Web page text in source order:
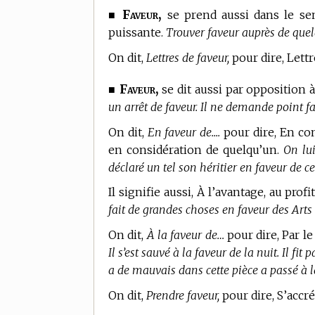
■Faveur, se prend aussi dans le
puissante. Trouver faveur auprès de
On dit, Lettres de faveur, pour dire,
■ Faveur, se dit aussi par opposition
un arrêt de faveur. Il ne demande point
On dit, En faveur de.... pour dire, En
en considération de quelqu’un. On
déclaré un tel son héritier en faveur de
Il signifie aussi, À l’avantage, au
fait de grandes choses en faveur des Arts
On dit, À la faveur de… pour dire, Par le
Il s’est sauvé à la faveur de la nuit. Il fit
a de mauvais dans cette pièce a passé
On dit, Prendre faveur, pour dire,